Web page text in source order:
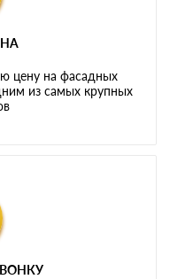
цену на фасадных
из самых крупных